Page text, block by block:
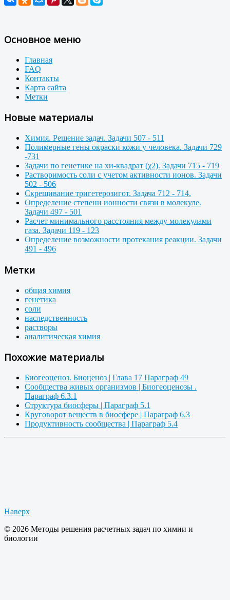
Основное меню
Главная
FAQ
Контакты
Карта сайта
Метки
Новые материалы
Химия. Решение задач. Задачи 507 - 511
Полимерные гены окраски кожи у человека. Задачи 729
-731
Задачи по генетике на хи-квадрат (χ2). Задачи 715 - 719
Растворимость соли с учетом активности ионов. Задачи
502 - 506
Скрещивание тригетерозигот. Задача 712 - 714.
Определение степени ионности связи в молекуле.
Задачи 497 - 501
Расчет минимального расстояния между молекулами
газа. Задачи 119 - 123
Определение возможности протекания реакции. Задачи
491 - 496
Метки
общая химия
генетика
соли
наследственность
растворы
аналитическая химия
Похожие материалы
Биогеоценоз. Биоценоз | Глава 17 Параграф 49
Сообщества живых организмов | Биогеоценозы .
Параграф 6.3.1
Структура биосферы | Параграф 5.1
Круговорот веществ в биосфере | Параграф 6.3
Продуктивность сообщества | Параграф 5.4
Наверх
© 2026 Методы решения расчетных задач по химии и
биологии